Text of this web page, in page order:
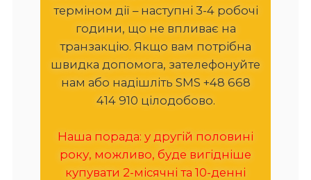
терміном дії – наступні 3-4 робочі
години, що не впливає на
транзакцію. Якщо вам потрібна
швидка допомога, зателефонуйте
нам або надішліть SMS +48 668
414 910 цілодобово.
Наша порада: у другій половині
року, можливо, буде вигідніше
купувати 2-місячні та 10-денні